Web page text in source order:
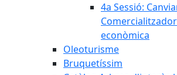
4a Sessió:
econòmica
Oleoturisme
Bruquetíssim